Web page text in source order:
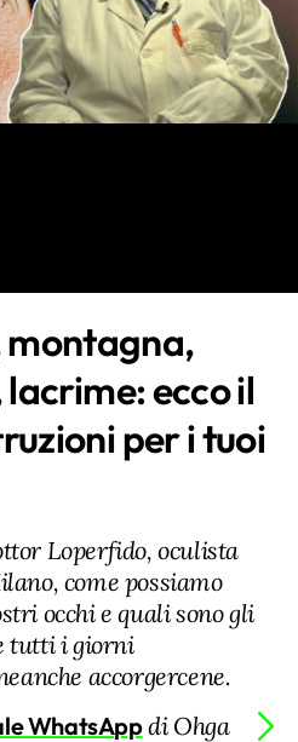
ecco il
per i tuoi
Loperfido, oculista
come possiamo
occhi e quali sono gli
tutti i giorni
accorgercene.
WhatsAppdi Ohga